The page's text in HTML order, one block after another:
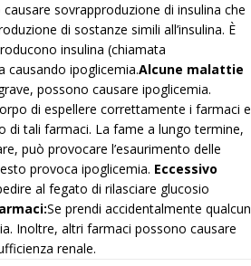
sovrapproduzione di insulina che
di sostanze simili all’insulina. È
insulina (chiamata
causando ipoglicemia.Alcune malattie
possono causare ipoglicemia.
di espellere correttamente i farmaci e
di tali farmaci. La fame a lungo termine,
può provocare l’esaurimento delle
provoca ipoglicemia. Eccessivo
al fegato di rilasciare glucosio
Se prendi accidentalmente qualcun
Inoltre, altri farmaci possono causare
renale.